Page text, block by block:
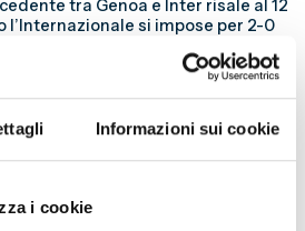
Informazioni sui cookie
i cookie
tra Genoa e Inter risale al 12
l’Internazionale si impose per 2-0
combattute. Tra i precedenti
Genoa 5-4 del 1°
gol in una delle sfide più
reti tra le due squadre. Negli ultimi
e Inter hanno pareggiato: 1-1
il 17 agosto 2024. Domenica 14
tra Genoa e Inter. Dal 1909 a